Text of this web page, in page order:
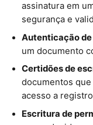
assinatura em
segurança e
Autenticação
um documento
Certidões de
documentos
acesso a
Escritura de